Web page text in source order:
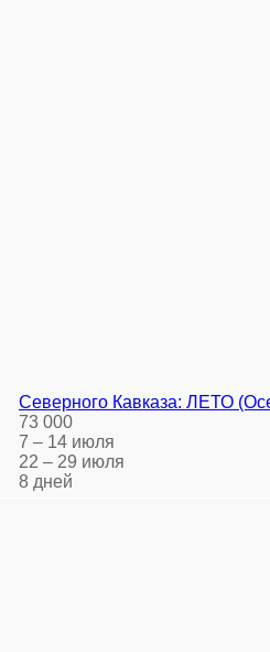
Северного Кавказа: ЛЕТО
73 000
7 – 14 июля
22 – 29 июля
8 дней